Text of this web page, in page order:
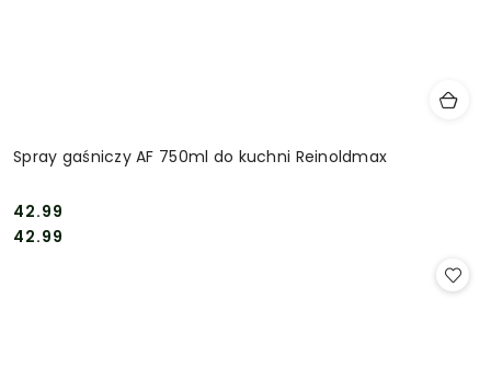
Spray gaśniczy AF 750ml do kuchni Reinoldmax
Cena:
42.99
Cena:
42.99